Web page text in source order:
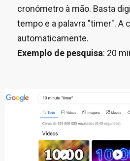
cronómetro à mão. Basta
tempo e a palavra "timer". A
automaticamente.
Exemplo de pesquisa: 20